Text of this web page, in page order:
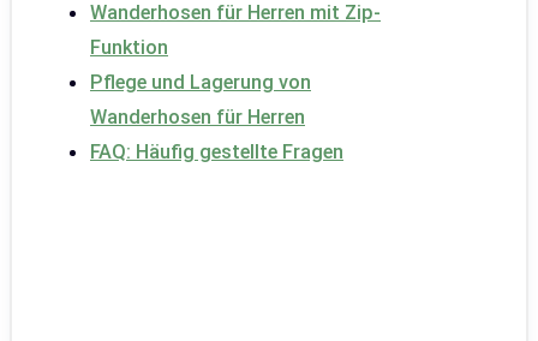
Wanderhosen für Herren mit Zip-
Funktion
Pflege und Lagerung von
Wanderhosen für Herren
FAQ: Häufig gestellte Fragen